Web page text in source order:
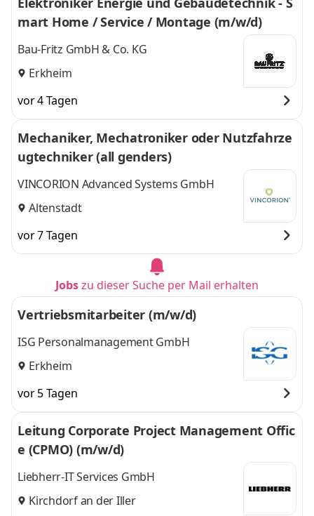
mart Home / Service / Montage (m/w/d)
Bau-Fritz GmbH & Co. KG
Erkheim
vor 4 Tagen
Mechaniker, Mechatroniker oder Nutzfahrze
ugtechniker (all genders)
VINCORION Advanced Systems GmbH
Altenstadt
vor 7 Tagen
Jobszu dieser Suche per Mail erhalten
Vertriebsmitarbeiter (m/w/d)
ISG Personalmanagement GmbH
Erkheim
vor 5 Tagen
Leitung Corporate Project Management Offic
e (CPMO) (m/w/d)
Liebherr-IT Services GmbH
Kirchdorf an der Iller